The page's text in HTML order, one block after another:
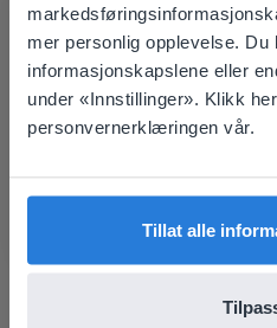
mer personlig opplevelse. Du
informasjonskapslene eller
under «Innstillinger». Klikk
personvernerklæringen vår.
Tillat alle
Mapa de assentos
This website
your location
Based on your location,
prefer to visit our English
English